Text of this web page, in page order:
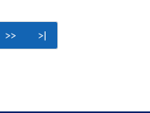
>> >|